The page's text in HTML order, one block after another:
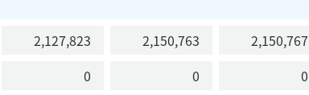
2,127,823 2,150,763 2,150,767
0 0 0